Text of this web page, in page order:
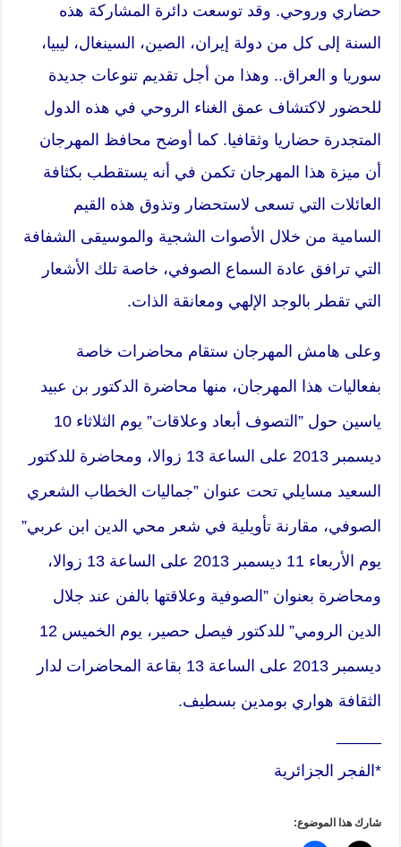
حضاري وروحي. وقد توسعت دائرة المشاركة هذه
السنة إلى كل من دولة إيران، الصين، السينغال، ليبيا،
سوريا و العراق.. وهذا من أجل تقديم تنوعات جديدة
للحضور لاكتشاف عمق الغناء الروحي في هذه الدول
المتجدرة حضاريا وثقافيا. كما أوضح محافظ المهرجان
أن ميزة هذا المهرجان تكمن في أنه يستقطب بكثافة
العائلات التي تسعى لاستحضار وتذوق هذه القيم
السامية من خلال الأصوات الشجية والموسيقى الشفافة
التي ترافق عادة السماع الصوفي، خاصة تلك الأشعار
التي تقطر بالوجد الإلهي ومعانقة الذات.
وعلى هامش المهرجان ستقام محاضرات خاصة
بفعاليات هذا المهرجان، منها محاضرة الدكتور بن عبيد
ياسين حول ”التصوف أبعاد وعلاقات” يوم الثلاثاء 10
ديسمبر 2013 على الساعة 13 زوالا، ومحاضرة للدكتور
السعيد مسايلي تحت عنوان ”جماليات الخطاب الشعري
الصوفي، مقارنة تأويلية في شعر محي الدين ابن عربي”
يوم الأربعاء 11 ديسمبر 2013 على الساعة 13 زوالا،
ومحاضرة بعنوان ”الصوفية وعلاقتها بالفن عند جلال
الدين الرومي” للدكتور فيصل حصير، يوم الخميس 12
ديسمبر 2013 على الساعة 13 بقاعة المحاضرات لدار
الثقافة هواري بومدين بسطيف.
*الفجر الجزائرية
شارك هذا الموضوع: